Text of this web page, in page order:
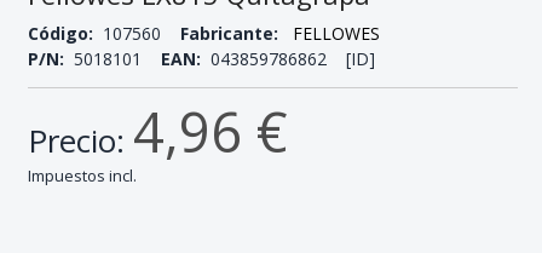
Código: 107560 Fabricante:
FELLOWES
P/N: 5018101 EAN: 043859786862 [ID]
Precio: 4,96 €
Impuestos incl.